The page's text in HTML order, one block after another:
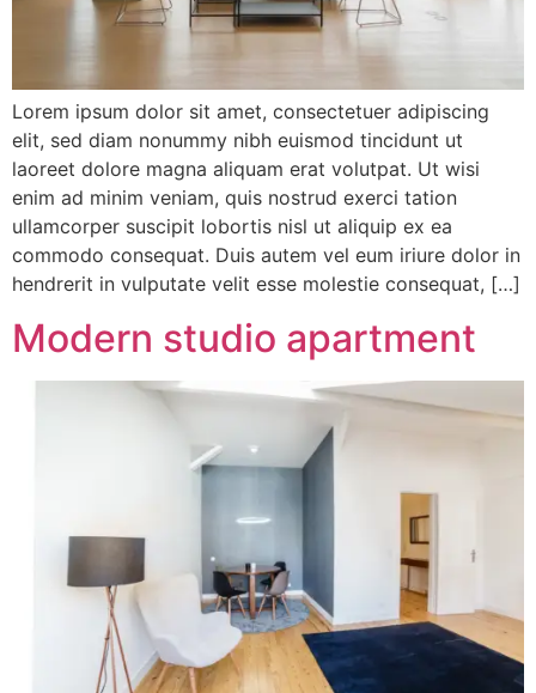
Lorem ipsum dolor sit amet, consectetuer adipiscing
elit, sed diam nonummy nibh euismod tincidunt ut
laoreet dolore magna aliquam erat volutpat. Ut wisi
enim ad minim veniam, quis nostrud exerci tation
ullamcorper suscipit lobortis nisl ut aliquip ex ea
commodo consequat. Duis autem vel eum iriure dolor in
hendrerit in vulputate velit esse molestie consequat, […]
Modern studio apartment